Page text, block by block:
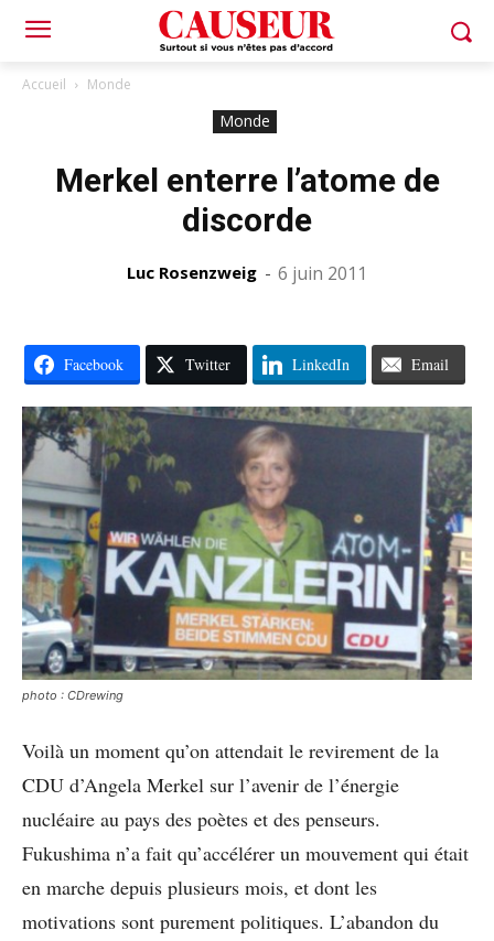
Accueil Monde
Monde
Merkel enterre l’atome de
discorde
Luc Rosenzweig - 6 juin 2011
Facebook Twitter LinkedIn Email
photo : CDrewing
Voilà un moment qu’on attendait le revirement de la
CDU d’Angela Merkel sur l’avenir de l’énergie
nucléaire au pays des poètes et des penseurs.
Fukushima n’a fait qu’accélérer un mouvement qui était
en marche depuis plusieurs mois, et dont les
motivations sont purement politiques. L’abandon du